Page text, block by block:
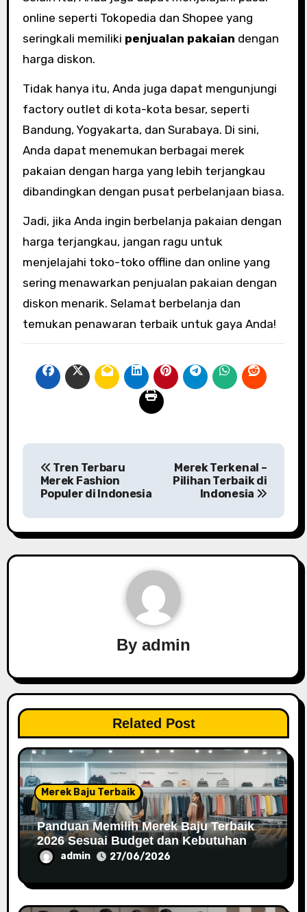
online seperti Tokopedia dan Shopee yang
seringkali memiliki penjualan pakaian dengan
harga diskon.
Tidak hanya itu, Anda juga dapat mengunjungi
factory outlet di kota-kota besar, seperti
Bandung, Yogyakarta, dan Surabaya. Di sini,
Anda dapat menemukan berbagai merek
pakaian dengan harga yang lebih terjangkau
dibandingkan dengan pusat perbelanjaan biasa.
Jadi, jika Anda ingin berbelanja pakaian dengan
harga terjangkau, jangan ragu untuk
menjelajahi toko-toko offline dan online yang
sering menawarkan penjualan pakaian dengan
diskon menarik. Selamat berbelanja dan
temukan penawaran terbaik untuk gaya Anda!
s
t
g
a
t
i
o
n
Tren Terbaru
Merek Fashion
Populer di Indonesia
Merek Terkenal –
Pilihan Terbaik di
Indonesia
By admin
Related Post
Merek Baju Terbaik
Panduan Memilih Merek Baju Terbaik
2026 Sesuai Budget dan Kebutuhan
Fashion Anda
admin 27/06/2026